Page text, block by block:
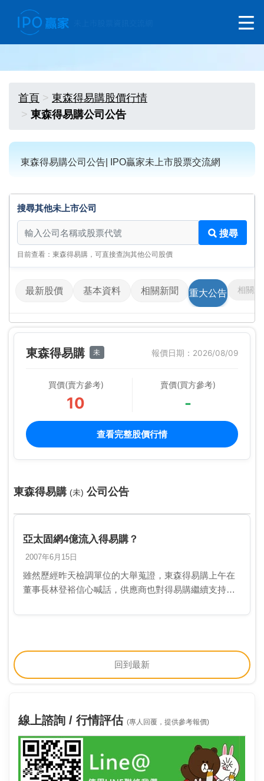
首頁
東森得易購股價行情
東森得易購公司公告
東森得易購公司公告| IPO贏家未上市股票交流網
搜尋其他未上市公司
搜尋其他未上市公司
搜尋
目前查看：東森得易購，可直接查詢其他公司股價
最新股價 基本資料 相關新聞 重大公告 相關影
東森得易購 未 報價日期：2026/08/09
買價(賣方參考)
10
賣價(買方參考)
-
查看完整股價行情
東森得易購 (未) 公司公告
亞太固網4億流入得易購？
2007年6月15日
雖然歷經昨天檢調單位的大舉蒐證，東森得易購上午在
董事長林登裕信心喊話，供應商也對得易購繼續支持
易購是由專業經營團隊，以公司治理方式營運，資金調
回到最新
線上諮詢 / 行情評估 (專人回覆，提供參考報價)